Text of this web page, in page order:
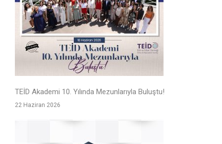
TEİD Akademi 10. Yılında Mezunlarıyla Buluştu!
22 Haziran 2026